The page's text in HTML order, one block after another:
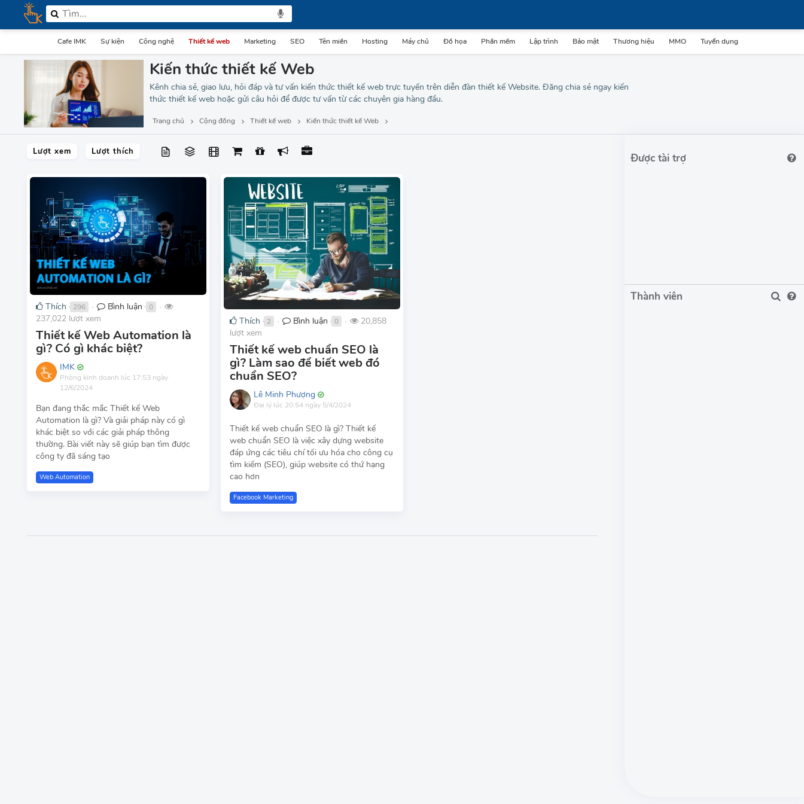
Cafe IMK Sự kiện Công nghệ Thiết kế web Marketing SEO Tên miền Hosting Máy chủ Đồ họa Phần mềm Lập trình Bảo mật Thương hiệu MMO Tuyển dụng
Kiến thức thiết kế Web
Kênh chia sẻ, giao lưu, hỏi đáp và tư vấn kiến thức thiết kế web trực tuyến trên diễn đàn thiết kế Website. Đăng chia sẻ ngay kiến
thức thiết kế web hoặc gửi câu hỏi để được tư vấn từ các chuyên gia hàng đầu.
Trang chủ Cộng đồng Thiết kế web Kiến thức thiết kế Web
Lượt xem Lượt thích
Thích 296 ● Bình luận 0 ●
237,022 lượt xem
Thiết kế Web Automation là
gì? Có gì khác biệt?
IMK
Phòng kinh doanh lúc 17:53 ngày
12/6/2024
Bạn đang thắc mắc Thiết kế Web
Automation là gì? Và giải pháp này có gì
khác biệt so với các giải pháp thông
thường. Bài viết này sẽ giúp bạn tìm được
công ty đã sáng tạo
Web Automation
Thích 2 ● Bình luận 0 ●
20,858
lượt xem
Thiết kế web chuẩn SEO là
gì? Làm sao để biết web đó
chuẩn SEO?
Lê Minh Phượng
Đại lý lúc 20:54 ngày 5/4/2024
Thiết kế web chuẩn SEO là gì? Thiết kế
web chuẩn SEO là việc xây dựng website
đáp ứng các tiêu chí tối ưu hóa cho công cụ
tìm kiếm (SEO), giúp website có thứ hạng
cao hơn
Facebook Marketing
Được tài trợ
Thành viên